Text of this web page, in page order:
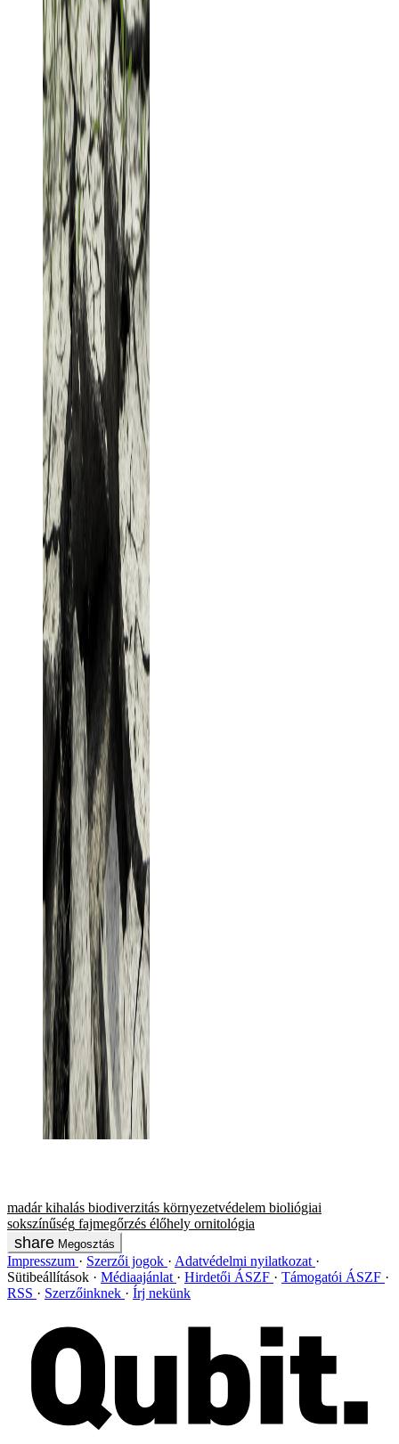
madár kihalás biodiverzitás környezetvédelem bioliógiai
sokszínűség fajmegőrzés élőhely ornitológia
Megosztás
Impresszum Szerzői jogok
Adatvédelmi nyilatkozat
Sütibeállítások
Médiaajánlat Hirdetői ÁSZF
Támogatói ÁSZF
RSS
Szerzőinknek Írj nekünk